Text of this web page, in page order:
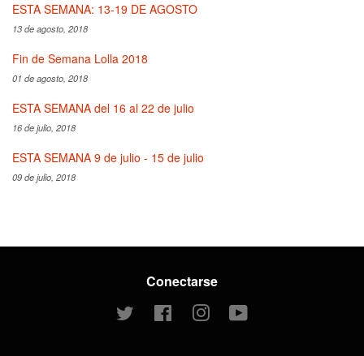
ESTA SEMANA: 13-19 DE AGOSTO
13 de agosto, 2018
Fin de Semana Lolla 2018
01 de agosto, 2018
ESTA SEMANA del 16 al 22 de julio
16 de julio, 2018
ESTA SEMANA 9 de julio - 15 de julio
09 de julio, 2018
Conectarse
Twitter Facebook Instagram